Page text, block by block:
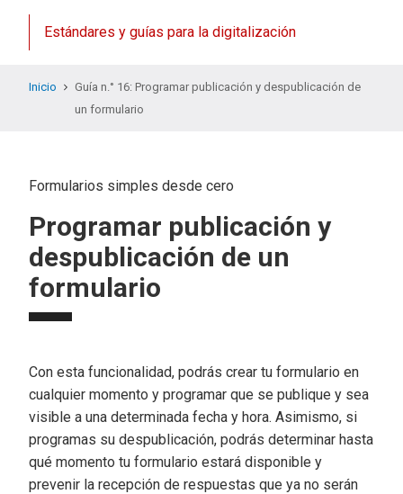
Estándares y guías para la digitalización
Inicio
Guía n.° 16: Programar publicación y despublicación de
un formulario
Formularios simples desde cero
Programar publicación y
despublicación de un
formulario
Con esta funcionalidad, podrás crear tu formulario en
cualquier momento y programar que se publique y sea
visible a una determinada fecha y hora. Asimismo, si
programas su despublicación, podrás determinar hasta
qué momento tu formulario estará disponible y
prevenir la recepción de respuestas que ya no serán